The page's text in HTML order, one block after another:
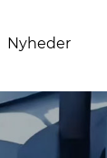
Nyheder